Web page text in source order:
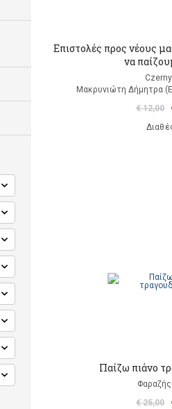
Επιστολές προς νέους
να
Μακρυνιώτη Δήμητρα
€ 12,00
Παίζω πιάνο
€ 25,00